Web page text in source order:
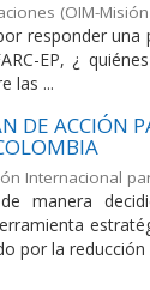
(OIM-
responder una
EP, ¿
las ...
DE ACCIÓN
Internacional
manera
por la reducción